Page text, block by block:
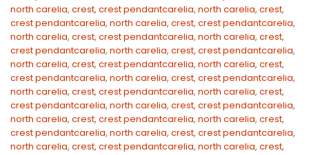
north carelia, crest, crest pendantcarelia, north carelia, crest,
crest pendantcarelia, north carelia, crest, crest pendantcarelia,
north carelia, crest, crest pendantcarelia, north carelia, crest,
crest pendantcarelia, north carelia, crest, crest pendantcarelia,
north carelia, crest, crest pendantcarelia, north carelia, crest,
crest pendantcarelia, north carelia, crest, crest pendantcarelia,
north carelia, crest, crest pendantcarelia, north carelia, crest,
crest pendantcarelia, north carelia, crest, crest pendantcarelia,
north carelia, crest, crest pendantcarelia, north carelia, crest,
crest pendantcarelia, north carelia, crest, crest pendantcarelia,
north carelia, crest, crest pendantcarelia, north carelia, crest,